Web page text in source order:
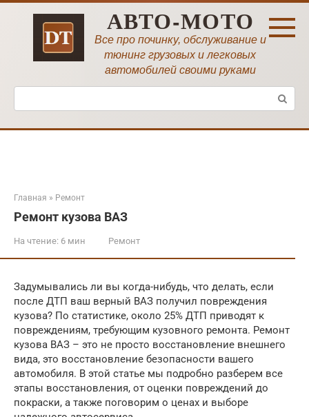
Перейти
АВТО-МОТО
Все про починку, обслуживание и
тюнинг грузовых и легковых
автомобилей своими руками
Поиск:
Главная » Ремонт
Ремонт кузова ВАЗ
На чтение: 6 мин Ремонт
Задумывались ли вы когда-нибудь, что делать, если
после ДТП ваш верный ВАЗ получил повреждения
кузова? По статистике, около 25% ДТП приводят к
повреждениям, требующим кузовного ремонта. Ремонт
кузова ВАЗ – это не просто восстановление внешнего
вида, это восстановление безопасности вашего
автомобиля. В этой статье мы подробно разберем все
этапы восстановления, от оценки повреждений до
покраски, а также поговорим о ценах и выборе